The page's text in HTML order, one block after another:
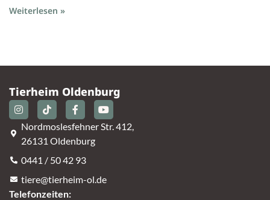
Weiterlesen »
Tierheim Oldenburg
Nordmoslesfehner Str. 412,
26131 Oldenburg
0441 / 50 42 93
tiere@tierheim-ol.de
Telefonzeiten: